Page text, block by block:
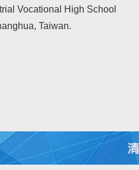
Vocational High School
Taiwan.